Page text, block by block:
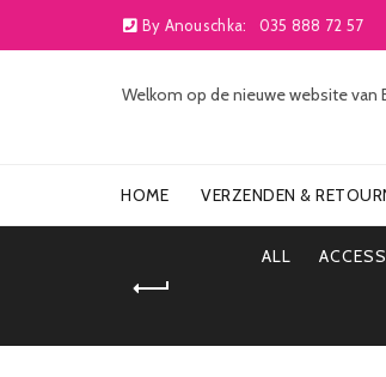
By Anouschka: 035 888 72 57
Welkom op de nieuwe website van
HOME VERZENDEN &
ALL